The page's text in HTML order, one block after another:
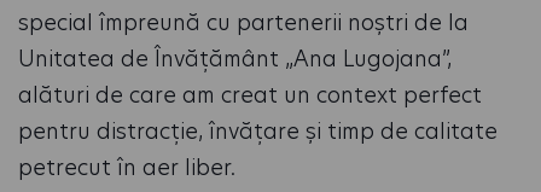
special împreună cu partenerii noștri de la
Unitatea de Învățământ „Ana Lugojana”,
alături de care am creat un context perfect
pentru distracție, învățare și timp de calitate
petrecut în aer liber.